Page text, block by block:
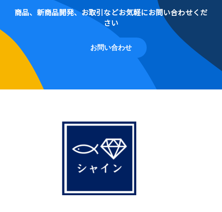
商品、新商品開発、お取引などお気軽にお問い合わせくだ
さい
お問い合わせ